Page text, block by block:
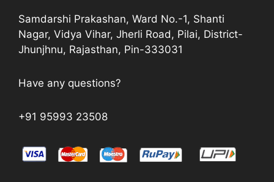
Samdarshi Prakashan, Ward No.-1, Shanti
Nagar, Vidya Vihar, Jherli Road, Pilai, District-
Jhunjhnu, Rajasthan, Pin-333031
Have any questions?
+91 95993 23508